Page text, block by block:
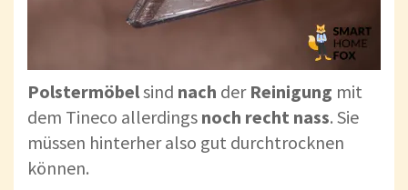
Polstermöbelsind nach der Reinigung mit
dem Tineco allerdings noch recht nass. Sie
müssen hinterher also gut durchtrocknen
können.